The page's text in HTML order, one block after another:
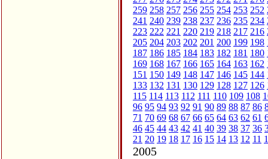
259 258 257 256 255 254 253 252
241 240 239 238 237 236 235 234
223 222 221 220 219 218 217 216
205 204 203 202 201 200 199 198
187 186 185 184 183 182 181 180
169 168 167 166 165 164 163 162
151 150 149 148 147 146 145 144
133 132 131 130 129 128 127 126
115 114 113 112 111 110 109 108
96 95 94 93 92 91 90 89 88 87 86
71 70 69 68 67 66 65 64 63 62 61
46 45 44 43 42 41 40 39 38 37 36
21 20 19 18 17 16 15 14 13 12 11
2005